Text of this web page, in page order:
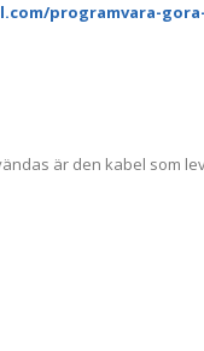
programvara-gora-
är den kabel som